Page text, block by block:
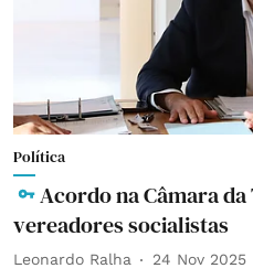
Política
Acordo na Câmara
vereadores socialistas
Leonardo Ralha 24 Nov 2025